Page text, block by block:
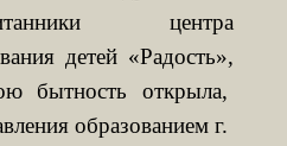
центра
детей «Радость»,
бытность открыла,
образованием г.